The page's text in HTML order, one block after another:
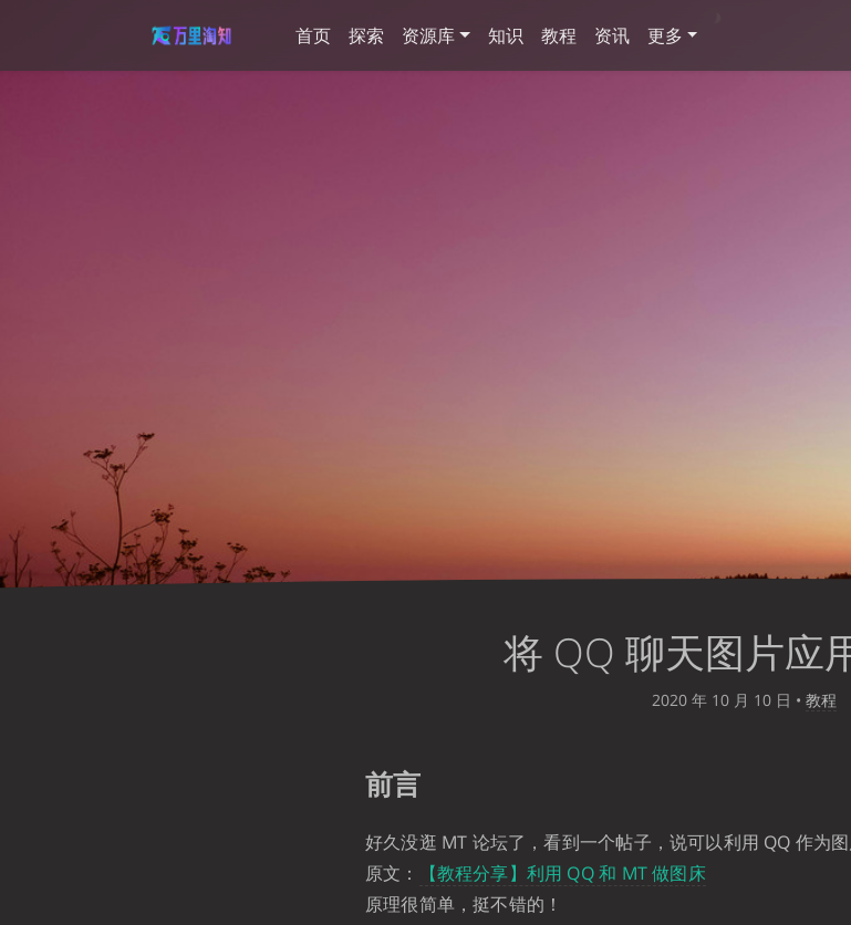
首页 探索 资源库 知识 教程 资讯 更多
将 QQ 聊天图片应
2020 年 10 月 10 日 • 教程
前言
好久没逛 MT 论坛了，看到一个帖子，说可以利用 QQ 作为图
原文：
【教程分享】利用 QQ 和 MT 做图床
原理很简单，挺不错的！